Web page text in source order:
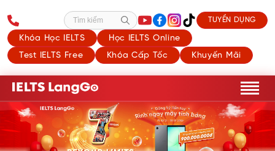
Khóa Học IELTS
Học IELTS Online
Test IELTS Free
Khóa Cấp Tốc Khuyến Mãi
Tìm kiếm TUYỂN DỤNG